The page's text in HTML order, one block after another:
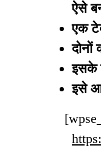
ऐसे
एक
दोनों
इसके
इसे